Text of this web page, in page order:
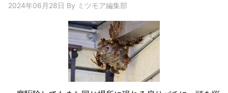
2024年06月28日 By ミツモア編集部